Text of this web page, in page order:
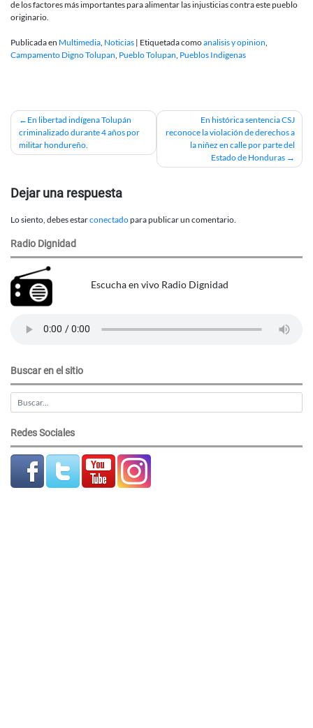
de los factores más importantes para alimentar las injusticias contra este pueblo
originario.
Publicada en Multimedia Noticias | Etiquetada comoanalisis y opinion
Campamento Digno Tolupan Pueblo Tolupan Pueblos Indigenas
Navegación
de
En libertad indígena Tolupán
criminalizado durante 4 años por
militar hondureño.
En histórica sentencia CSJ
reconoce la violación de derechos a
la niñez en calle por parte del
Estado de Honduras
Dejar una respuesta
Lo siento, debes estarconectadopara publicar un comentario.
Radio Dignidad
Escucha en vivo Radio Dignidad
Buscar en el sitio
Redes Sociales